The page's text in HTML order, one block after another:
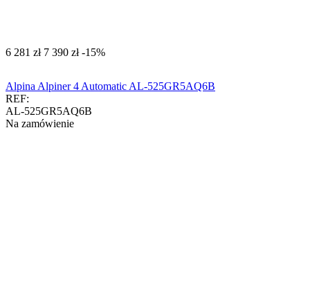
‍6 281‍ zł ‍7 390‍ zł -15%
Alpina Alpiner 4 Automatic AL-525GR5AQ6B
REF:
AL-525GR5AQ6B
Na zamówienie